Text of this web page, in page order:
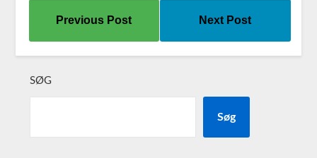
Previous Post Next Post
SØG
Søg